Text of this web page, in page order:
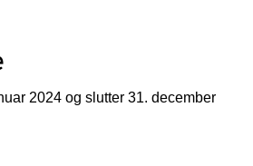
2024 og slutter 31. december